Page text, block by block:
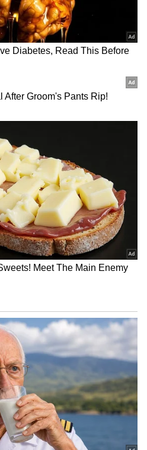
ఈ రాశులకు
లోటే రాదు..!
12ఏళ్ల తర్వాత
లక్కే లక్కు..!
కర్కాటక రాశి కి తలరాత
చేస్తున్నవారికి చాలా
ఆదాయం విపరీతంగా
పూర్తి ఆశీర్వాదం